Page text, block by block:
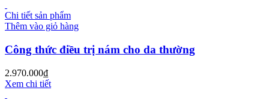
Chi tiết sản phẩm
Thêm vào giỏ hàng
Công thức điều trị nám cho da thường
2.970.000₫
Xem chi tiết